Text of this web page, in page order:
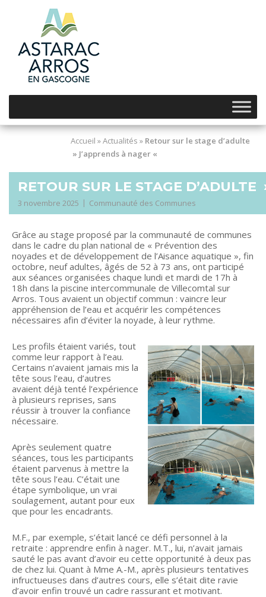
Accueil »Actualités » Retour sur le stage d’adulte
» J’apprends à nager «
RETOUR SUR LE STAGE
3 novembre 2025 Communauté des Communes
Grâce au stage proposé par la communauté de communes
dans le cadre du plan national de « Prévention des
noyades et de développement de l’Aisance aquatique », fin
octobre, neuf adultes, âgés de 52 à 73 ans, ont participé
aux séances organisées chaque lundi et mardi de 17h à
18h dans la piscine intercommunale de Villecomtal sur
Arros. Tous avaient un objectif commun : vaincre leur
appréhension de l’eau et acquérir les compétences
nécessaires afin d’éviter la noyade, à leur rythme.
Les profils étaient variés, tout
comme leur rapport à l’eau.
Certains n’avaient jamais mis la
tête sous l’eau, d’autres
avaient déjà tenté l’expérience
à plusieurs reprises, sans
réussir à trouver la confiance
nécessaire.
Après seulement quatre
séances, tous les participants
étaient parvenus à mettre la
tête sous l’eau. C’était une
étape symbolique, un vrai
soulagement, autant pour eux
que pour les encadrants.
M.F., par exemple, s’était lancé ce défi personnel à la
retraite : apprendre enfin à nager. M.T., lui, n’avait jamais
sauté le pas avant d’avoir eu cette opportunité à deux pas
de chez lui. Quant à Mme A.-M., après plusieurs tentatives
infructueuses dans d’autres cours, elle s’était dite ravie
d’avoir enfin trouvé un cadre rassurant et motivant.